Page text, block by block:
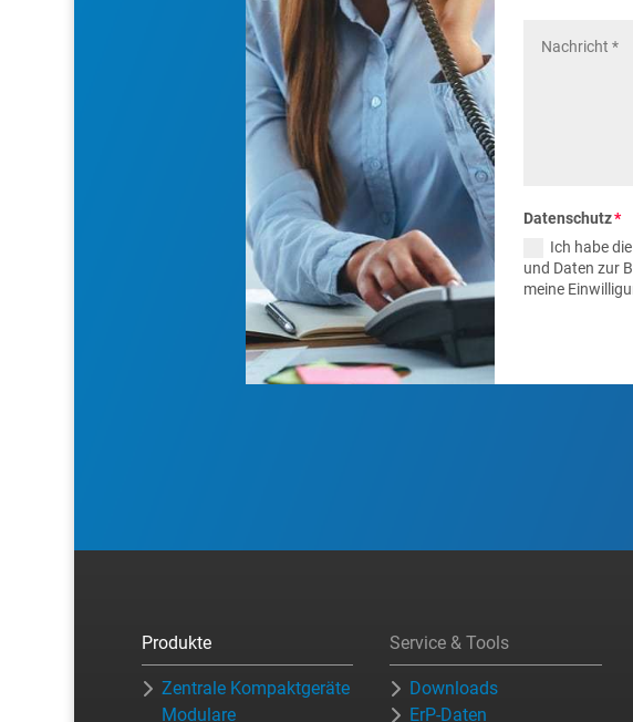
Datenschutz
Ich habe
und Daten zur
meine
Produkte
Zentrale Kompaktgeräte
Modulare
Service & Tools
Downloads
ErP-Daten